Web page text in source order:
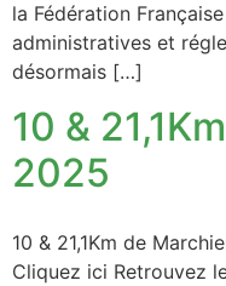
la Fédération
administratives et
désormais […]
10 &
2025
10 & 21,1Km de
Cliquez ici Retrouvez